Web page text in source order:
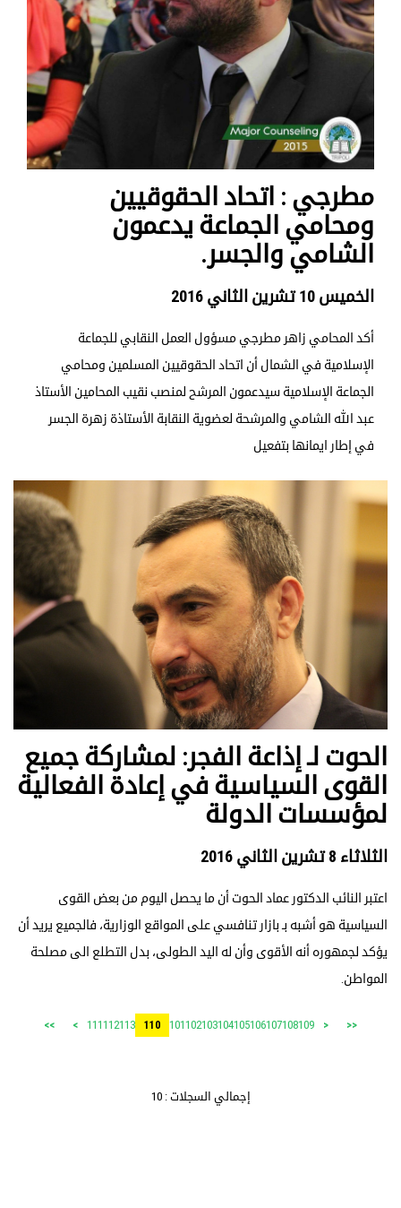
مطرجي : اتحاد الحقوقيين
ومحامي الجماعة يدعمون
الشامي والجسر.
الخميس 10 تشرين الثاني 2016
أكد المحامي زاهر مطرجي مسؤول العمل النقابي للجماعة
الإسلامية في الشمال أن اتحاد الحقوقيين المسلمين ومحامي
الجماعة الإسلامية سيدعمون المرشح لمنصب نقيب المحامين الأستاذ
عبد الله الشامي والمرشحة لعضوية النقابة الأستاذة زهرة الجسر
في إطار ايمانها بتفعيل
الحوت لـ إذاعة الفجر: لمشاركة جميع
القوى السياسية في إعادة الفعالية
لمؤسسات الدولة
الثلاثاء 8 تشرين الثاني 2016
اعتبر النائب الدكتور عماد الحوت أن ما يحصل اليوم من بعض القوى
السياسية هو أشبه بـ بازار تنافسي على المواقع الوزارية، فالجميع يريد أن
يؤكد لجمهوره أنه الأقوى وأن له اليد الطولى، بدل التطلع الى مصلحة
المواطن.
<<
<
101102103104105106107108109
110
111112113
>
>>
إجمالي السجلات : 10